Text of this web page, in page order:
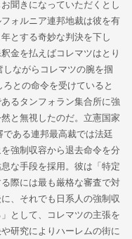
聞きになっていただくとし
ォルニア連邦地裁は彼を有
とする奇妙な判決を下し
金を払えばコレマツはとり
ながらコレマツの腕を掴
との命令を受けていると
るタンフォラン集合所に強
と無視したのだ。立憲国家
ある連邦最高裁では法廷
強制収容から退去命令を分
な手段を採用。彼は「特定
際には最も厳格な審査で対
、それでも日系人の強制収
として、コレマツの主張を
研究によりハーレムの街に